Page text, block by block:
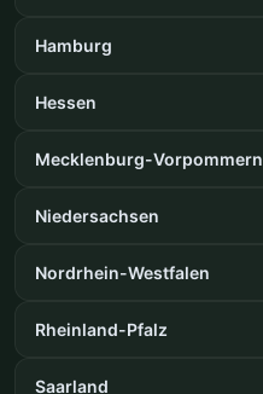
Hamburg
Hessen
Mecklenburg-Vorpommern
Niedersachsen
Nordrhein-Westfalen
Rheinland-Pfalz
Saarland